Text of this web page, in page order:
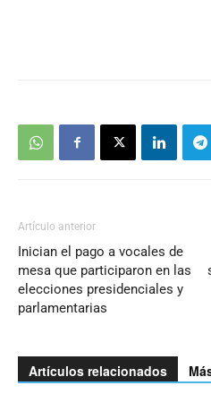
Artículo anterior
Inician el pago a vocales de
mesa que participaron en las
elecciones presidenciales y
parlamentarias
Artículos relacionados